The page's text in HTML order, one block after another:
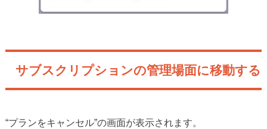
サブスクリプションの管理場面に移動する
“プランをキャンセル”の画面が表示されます。